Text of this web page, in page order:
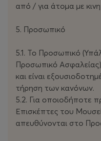
από / για άτομα με
5. Προσωπικό
5.1. Το Προσωπικό
Προσωπικό Ασφαλείας)
και είναι
τήρηση των κανόνων.
5.2. Για οποιοδήποτε
Επισκέπτες του
απευθύνονται στο